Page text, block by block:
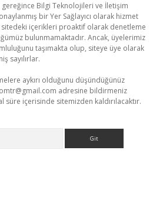
gereğince Bilgi Teknolojileri ve İletişim
bir Yer Sağlayıcı olarak hizmet
içerikleri proaktif olarak denetleme
bulunmamaktadır. Ancak, üyelerimiz
taşımakta olup, siteye üye olarak
sayılırlar.
aykırı olduğunu düşündüğünüz
adresine bildirmeniz
süre içerisinde sitemizden kaldırılacaktır.